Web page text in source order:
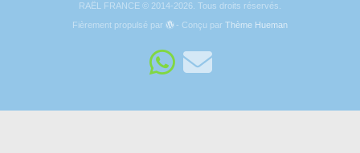
RAËL FRANCE © 2014-2026. Tous droits réservés.
Fièrement propulsé par
- Conçu parThème Hueman